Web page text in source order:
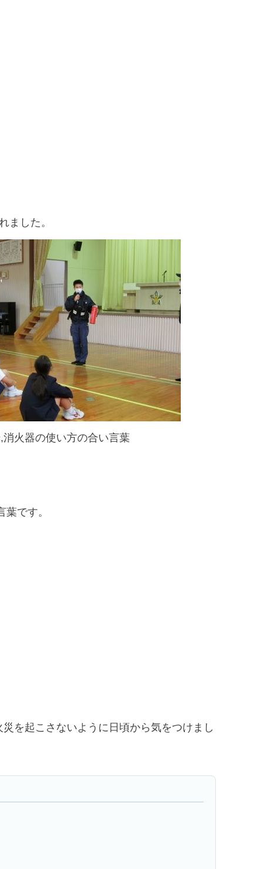
ました。
火器の使い方の合い言葉
です。
を起こさないように日頃から気をつけまし